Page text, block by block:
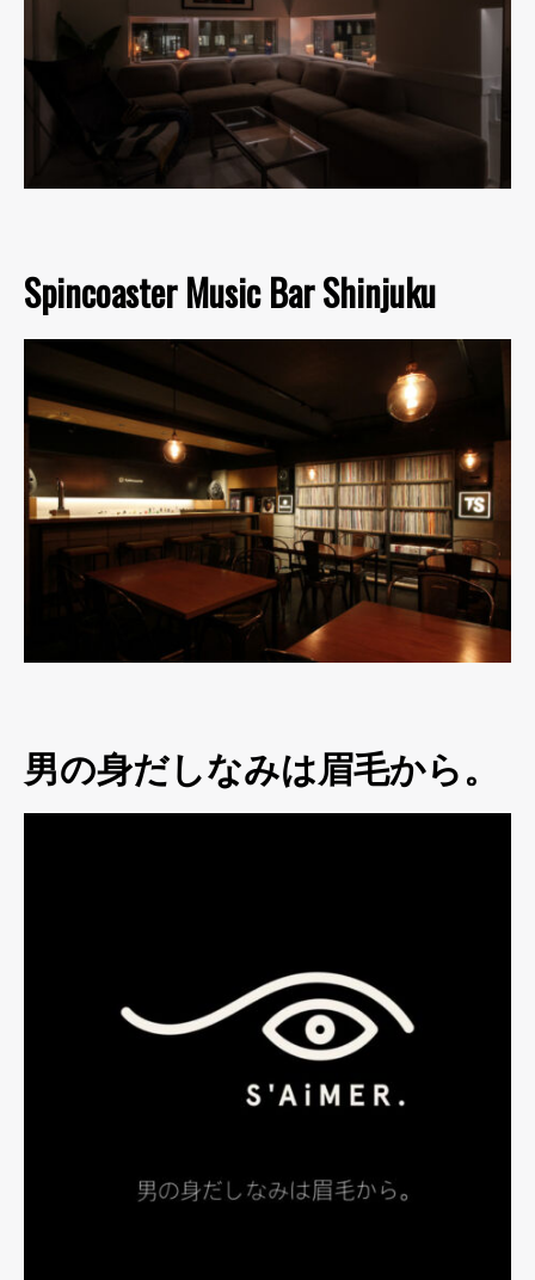
Spincoaster Music Bar Shinjuku
男の身だしなみは眉毛から。